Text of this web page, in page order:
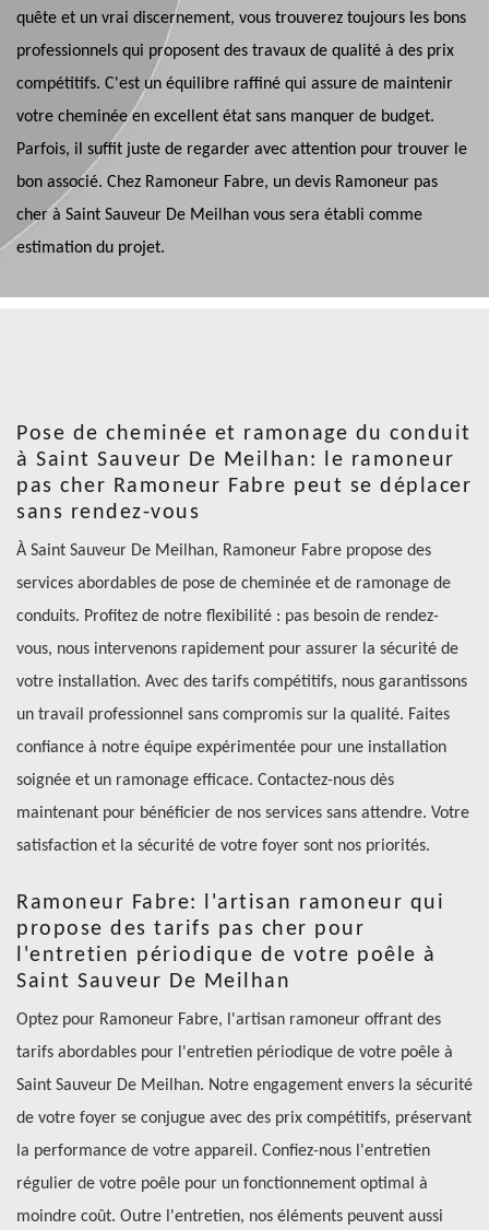
quête et un vrai discernement, vous trouverez toujours les bons
professionnels qui proposent des travaux de qualité à des prix
compétitifs. C'est un équilibre raffiné qui assure de maintenir
votre cheminée en excellent état sans manquer de budget.
Parfois, il suffit juste de regarder avec attention pour trouver le
bon associé. Chez Ramoneur Fabre, un devis Ramoneur pas
cher à Saint Sauveur De Meilhan vous sera établi comme
estimation du projet.
Pose de cheminée et ramonage du conduit
à Saint Sauveur De Meilhan: le ramoneur
pas cher Ramoneur Fabre peut se déplacer
sans rendez-vous
À Saint Sauveur De Meilhan, Ramoneur Fabre propose des
services abordables de pose de cheminée et de ramonage de
conduits. Profitez de notre flexibilité : pas besoin de rendez-
vous, nous intervenons rapidement pour assurer la sécurité de
votre installation. Avec des tarifs compétitifs, nous garantissons
un travail professionnel sans compromis sur la qualité. Faites
confiance à notre équipe expérimentée pour une installation
soignée et un ramonage efficace. Contactez-nous dès
maintenant pour bénéficier de nos services sans attendre. Votre
satisfaction et la sécurité de votre foyer sont nos priorités.
Ramoneur Fabre: l'artisan ramoneur qui
propose des tarifs pas cher pour
l'entretien périodique de votre poêle à
Saint Sauveur De Meilhan
Optez pour Ramoneur Fabre, l'artisan ramoneur offrant des
tarifs abordables pour l'entretien périodique de votre poêle à
Saint Sauveur De Meilhan. Notre engagement envers la sécurité
de votre foyer se conjugue avec des prix compétitifs, préservant
la performance de votre appareil. Confiez-nous l'entretien
régulier de votre poêle pour un fonctionnement optimal à
moindre coût. Outre l'entretien, nos éléments peuvent aussi